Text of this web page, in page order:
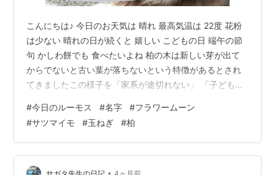
こんにちは♪ 今日のお天気は 晴れ 最高気温は 22度 花粉
は少ない 晴れの日が続くと 嬉しい こどもの日 端午の節
句 かしわ餅でも 食べたいよね 柏の木は新しい芽が出て
からでないと古い葉が落ちないという特徴があるとされ
てきましたこの様子を「家系が途切れない」 「子どもが
を願う象徴として大切にされました 私は 姉と私の２姉妹
で 旧姓は無くなっちゃった😞 パパの方は ありそうでな
い苗字です 北海道・石川県・福岡(親戚？）・長崎・大分
（家だけ） に居るらしい？ 義父の孫は 8人 そのうち名前
#今日のルーモス #名字 #フラワームーン
#サツマイモ #玉ねぎ #柏
•